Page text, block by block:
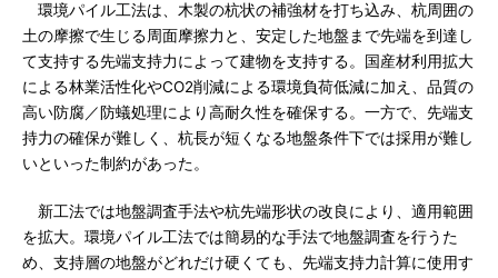
環境パイル工法は、木製の杭状の補強材を打ち込み、杭周囲の
土の摩擦で生じる周面摩擦力と、安定した地盤まで先端を到達し
て支持する先端支持力によって建物を支持する。国産材利用拡大
による林業活性化やCO2削減による環境負荷低減に加え、品質の
高い防腐／防蟻処理により高耐久性を確保する。一方で、先端支
持力の確保が難しく、杭長が短くなる地盤条件下では採用が難し
いといった制約があった。
新工法では地盤調査手法や杭先端形状の改良により、適用範囲
を拡大。環境パイル工法では簡易的な手法で地盤調査を行うた
め、支持層の地盤がどれだけ硬くても、先端支持力計算に使用す